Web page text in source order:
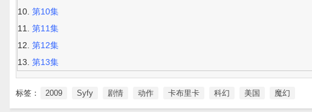
第10集
第11集
第12集
第13集
标签： 2009 Syfy 剧情 动作 卡布里卡 科幻 美国 魔幻